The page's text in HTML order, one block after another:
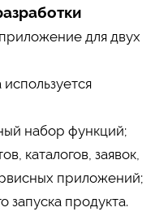
для двух
набор функций;
каталогов, заявок,
приложений;
запуска продукта.